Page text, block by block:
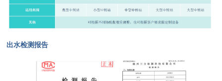
出水检测报告